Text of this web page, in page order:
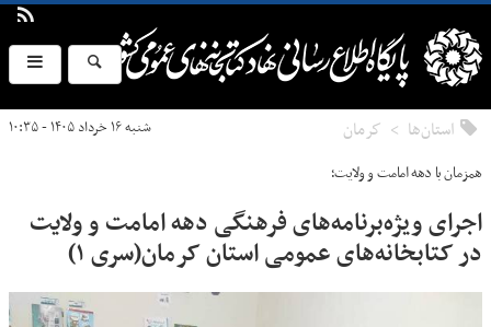
استان‌ها كرمان شنبه ۱۶ خرداد ۱۴۰۵ - ۱۰:۳۵
همزمان با دهه امامت و ولایت؛
اجرای ویژه‌برنامه‌های فرهنگی دهه امامت و ولایت
در کتابخانه‌های عمومی استان کرمان(سری ۱)